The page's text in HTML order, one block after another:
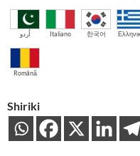
اُردو Italiano 한국어
Română
Shiriki